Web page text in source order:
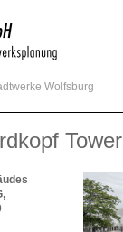
Wolfsburg
Tower